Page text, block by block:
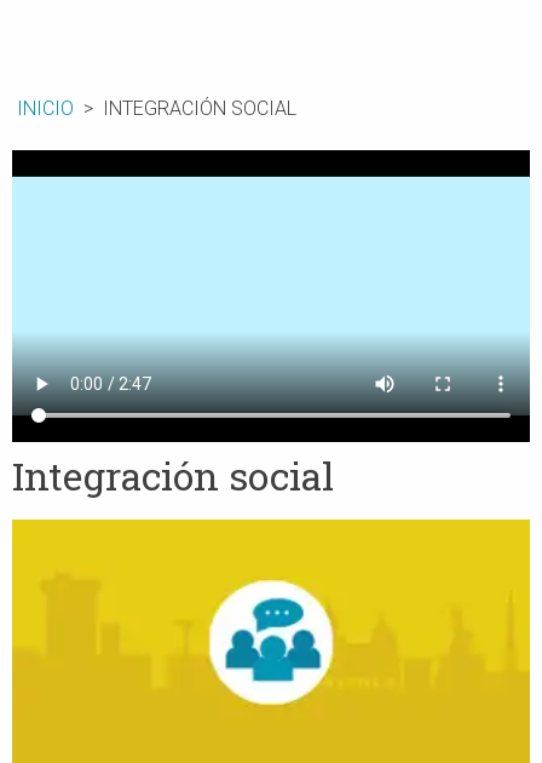
INICIO INTEGRACIÓN SOCIAL
Integración social